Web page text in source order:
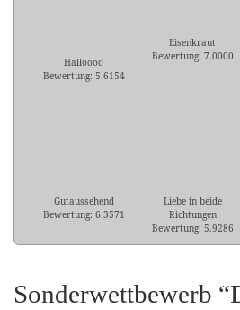
Halloooo
Bewertung: 5.6154
Eisenkraut
Bewertung: 7.0000
Gutaussehend
Bewertung: 6.3571
Liebe in beide
Richtungen
Bewertung: 5.9286
Sonderwettbewerb